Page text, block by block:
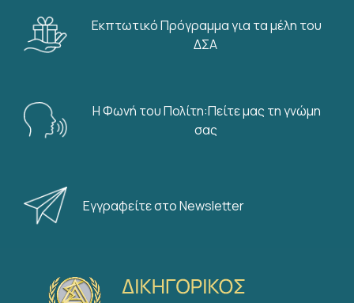
Εκπτωτικό Πρόγραμμα για τα μέλη του
ΔΣΑ
Η Φωνή του Πολίτη:Πείτε μας τη γνώμη
σας
Εγγραφείτε στο Newsletter